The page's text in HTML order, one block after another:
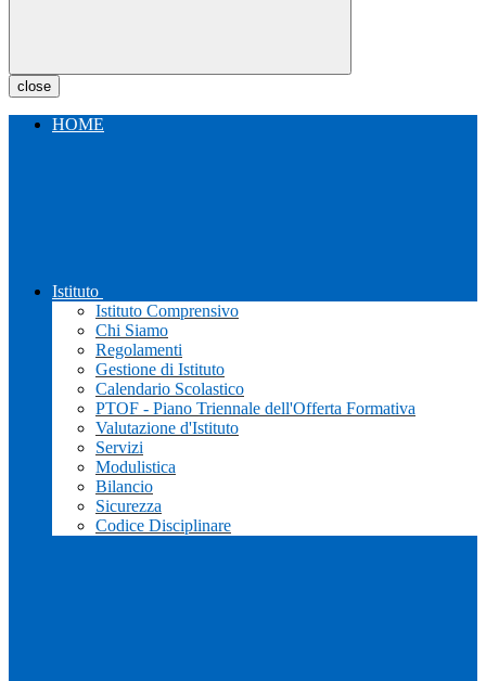
close
HOME
Istituto
Istituto Comprensivo
Chi Siamo
Regolamenti
Gestione di Istituto
Calendario Scolastico
PTOF - Piano Triennale dell'Offerta Formativa
Valutazione d'Istituto
Servizi
Modulistica
Bilancio
Sicurezza
Codice Disciplinare